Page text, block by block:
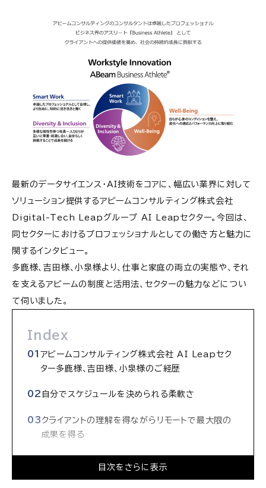
最新のデータサイエンス・AI技術をコアに、幅広い業界に対して
ソリューション提供するアビームコンサルティング株式会社
Digital-Tech Leapグループ AI Leapセクター。今回は、
同セクターにおけるプロフェッショナルとしての働き方と魅力に
関するインタビュー。
多鹿様、吉田様、小泉様より、仕事と家庭の両立の実態や、それ
を支えるアビームの制度と活用法、セクターの魅力などについ
て伺いました。
Index
目次をさらに表示
アビームコンサルティング株式会社 AI Leapセク
ター多鹿様、吉田様、小泉様のご経歴
自分でスケジュールを決められる柔軟さ
クライアントの理解を得ながらリモートで最大限の
成果を得る